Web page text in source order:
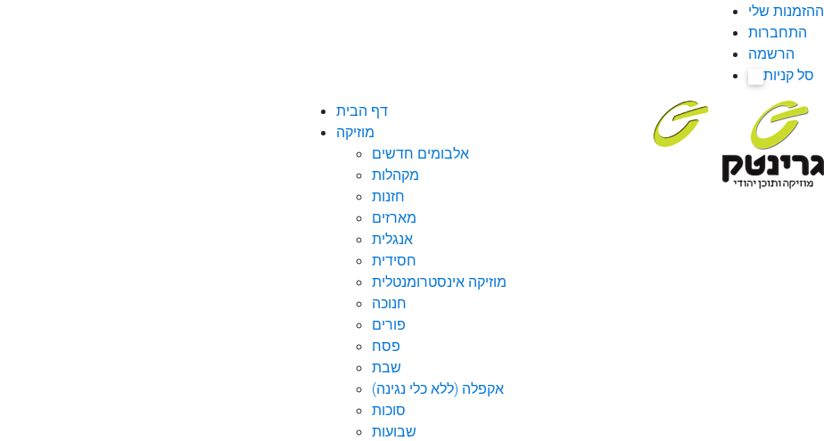
ההזמנות שלי
התחברות
הרשמה
סל קניות
דף הבית
מוזיקה
אלבומים חדשים
מקהלות
חזנות
מארזים
אנגלית
חסידית
מוזיקה אינסטרומנטלית
חנוכה
פורים
פסח
שבת
אקפלה (ללא כלי נגינה)
סוכות
שבועות